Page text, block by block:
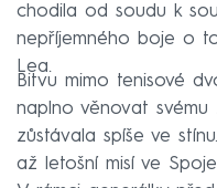
chodila od soudu k
nepříjemného boje o
Lea.
Bitvu mimo tenisové
naplno věnovat svému
zůstávala spíše ve
až letošní misí ve